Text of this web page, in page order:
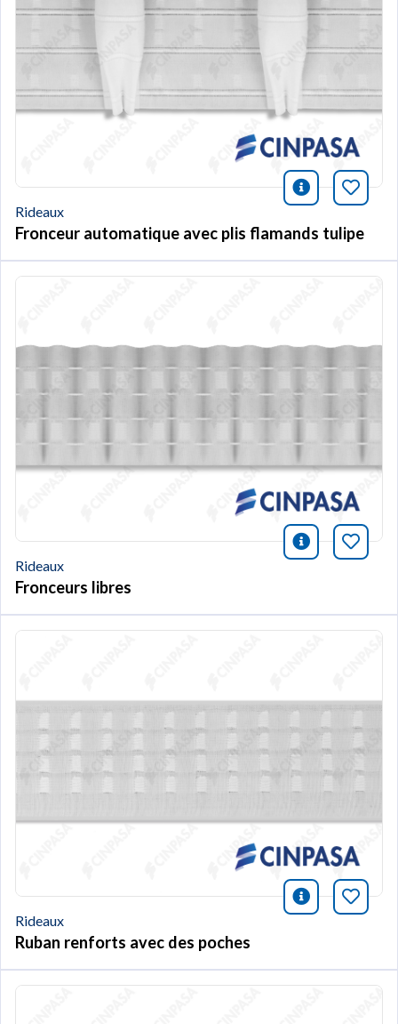
icono
Rideaux
Fronceur automatique avec plis flamands tulipe
icono
Rideaux
Fronceurs libres
icono
Rideaux
Ruban renforts avec des poches